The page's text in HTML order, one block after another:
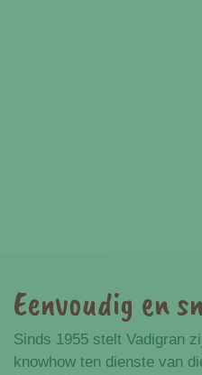
Voordelen
Eenvoudig en
Sinds 1955 stelt Vadigran
knowhow ten dienste van